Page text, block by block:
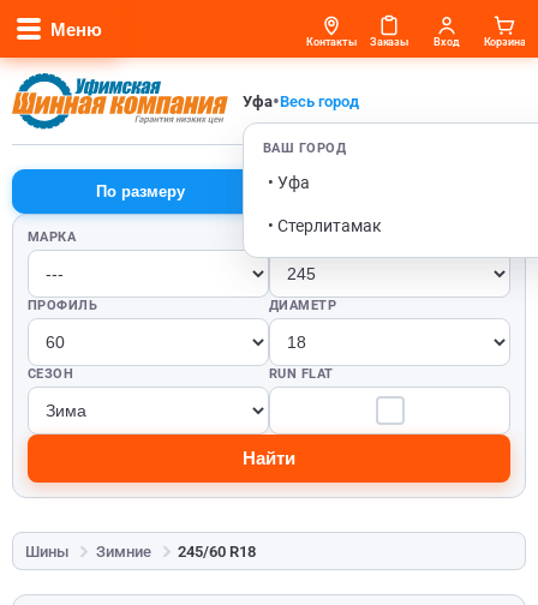
Меню
Уфа•Весь город
ВАШ ГОРОД
• Уфа
• Стерлитамак
Контакты Заказы Вход Корзина
По размеру
МАРКА ШИРИНА
ПРОФИЛЬ ДИАМЕТР
СЕЗОН RUN FLAT
Найти
Шины Зимние 245/60 R18